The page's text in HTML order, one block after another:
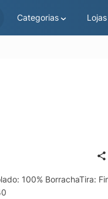
Categorias Lojas
100% BorrachaTira: